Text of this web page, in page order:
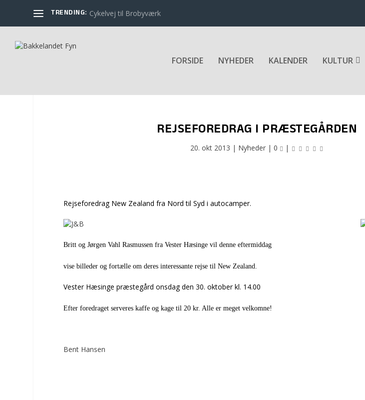
TRENDING: Cykelvej til Brobyværk
FORSIDE NYHEDER KALENDER KULTUR
REJSEFOREDRAG I PRÆSTEGÅRDEN
20. okt 2013 | Nyheder| 0 |
Rejseforedrag New Zealand fra Nord til Syd i autocamper.
Britt og Jørgen Vahl Rasmussenfra Vester Hæsinge vil denne eftermiddag
vise billeder ogfortælleom deres interessante rejse til New Zealand.
Vester Hæsinge præstegård onsdag den 30. oktober kl. 14.00
Efter foredraget serveres kaffe og kage til 20 kr. Alle er meget velkomne!
Bent Hansen